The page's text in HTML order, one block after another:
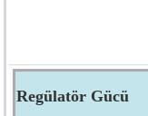
Regülatör Gücü